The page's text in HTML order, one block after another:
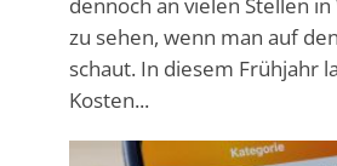
zu sehen, wenn man auf
schaut. In diesem Frühjahr
Kosten...